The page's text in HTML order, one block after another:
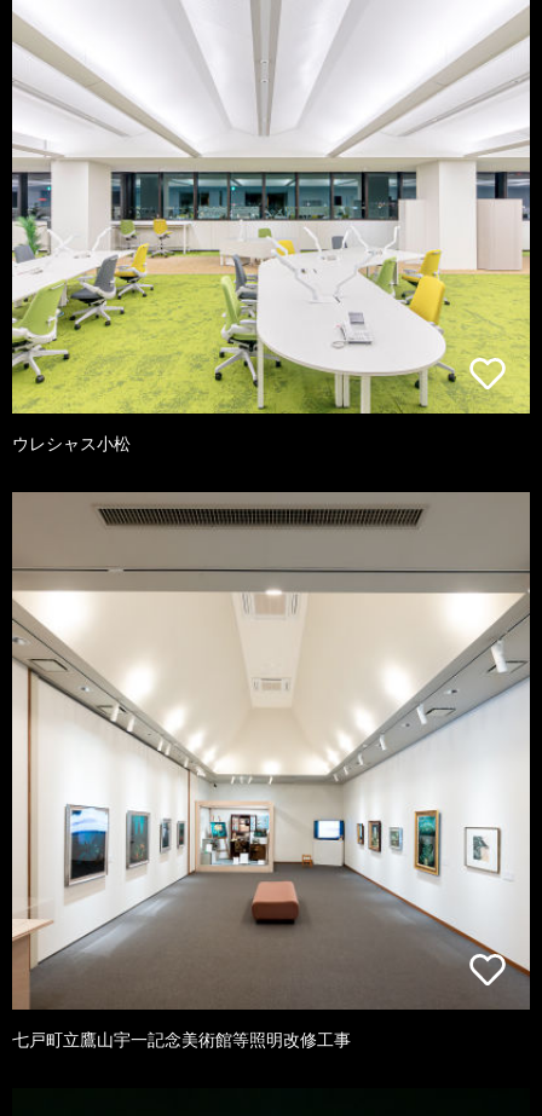
ウレシャス小松
七戸町立鷹山宇一記念美術館等照明改修工事